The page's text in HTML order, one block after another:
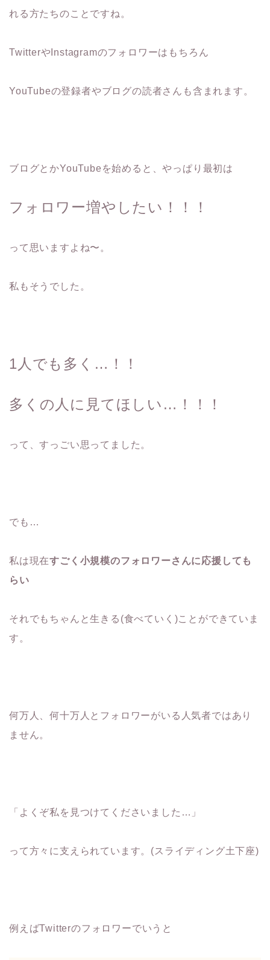
れる方たちのことですね。
TwitterやInstagramのフォロワーはもちろん
YouTubeの登録者やブログの読者さんも含まれます。
ブログとかYouTubeを始めると、やっぱり最初は
フォロワー増やしたい！！！
って思いますよね〜。
私もそうでした。
1人でも多く…！！
多くの人に見てほしい…！！！
って、すっごい思ってました。
でも…
私は現在すごく小規模のフォロワーさんに応援しても
らい
それでもちゃんと生きる(食べていく)ことができていま
す。
何万人、何十万人とフォロワーがいる人気者ではあり
ません。
「よくぞ私を見つけてくださいました…」
って方々に支えられています。(スライディング土下座)
例えばTwitterのフォロワーでいうと